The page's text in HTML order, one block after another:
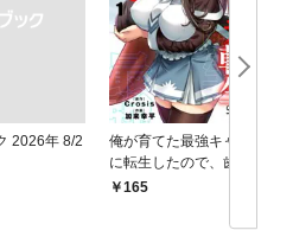
2026年 8/2
俺が育てた最強キャラ
に転生したので、歯向
かうヤツはすべてぶん
165